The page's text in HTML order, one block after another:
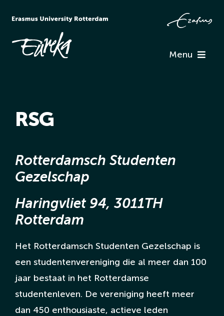
naar
inhoud
Menu
English Page
RSG
Rotterdamsch Studenten
Gezelschap
Haringvliet 94, 3011TH
Rotterdam
Het Rotterdamsch Studenten Gezelschap is
een studentenvereniging die al meer dan 100
jaar bestaat in het Rotterdamse
studentenleven. De vereniging heeft meer
dan 450 enthousiaste, actieve leden